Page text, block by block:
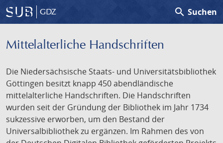
GDZ search Suchen
Mittelalterliche Handschriften
Die Niedersächsische Staats- und Universitätsbibliothek
Göttingen besitzt knapp 450 abendländische
mittelalterliche Handschriften. Die Handschriften
wurden seit der Gründung der Bibliothek im Jahr 1734
sukzessive erworben, um den Bestand der
Universalbibliothek zu ergänzen. Im Rahmen des von